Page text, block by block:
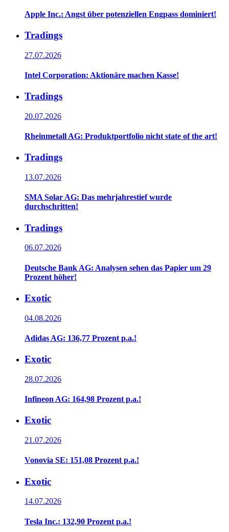
Apple Inc.: Angst über potenziellen Engpass dominiert!
Tradings
27.07.2026
Intel Corporation: Aktionäre machen Kasse!
Tradings
20.07.2026
Rheinmetall AG: Produktportfolio nicht state of the art!
Tradings
13.07.2026
SMA Solar AG: Das mehrjahrestief wurde
durchschritten!
Tradings
06.07.2026
Deutsche Bank AG: Analysen sehen das Papier um 29
Prozent höher!
Exotic
04.08.2026
Adidas AG: 136,77 Prozent p.a.!
Exotic
28.07.2026
Infineon AG: 164,98 Prozent p.a.!
Exotic
21.07.2026
Vonovia SE: 151,08 Prozent p.a.!
Exotic
14.07.2026
Tesla Inc.: 132,90 Prozent p.a.!